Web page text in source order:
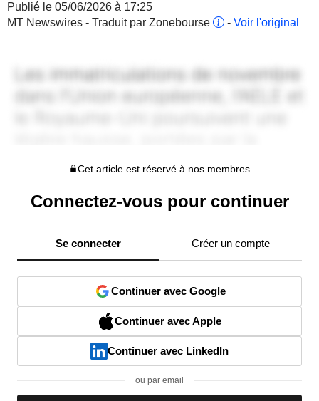
Publié le 05/06/2026 à 17:25
MT Newswires - Traduit par Zonebourse
- Voir l'original
Cet article est réservé à nos membres
Connectez-vous pour continuer
Se connecter Créer un compte
Continuer avec Google
Continuer avec Apple
Continuer avec LinkedIn
ou par email